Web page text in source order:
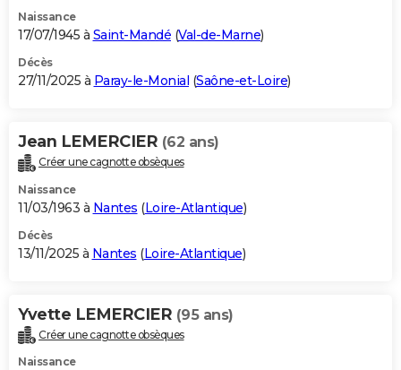
Naissance
17/07/1945 à Saint-Mandé (Val-de-Marne)
Décès
27/11/2025 à Paray-le-Monial (Saône-et-Loire)
Jean LEMERCIER (62 ans)
Créer une cagnotte obsèques
Naissance
11/03/1963 à Nantes (Loire-Atlantique)
Décès
13/11/2025 à Nantes (Loire-Atlantique)
Yvette LEMERCIER (95 ans)
Créer une cagnotte obsèques
Naissance